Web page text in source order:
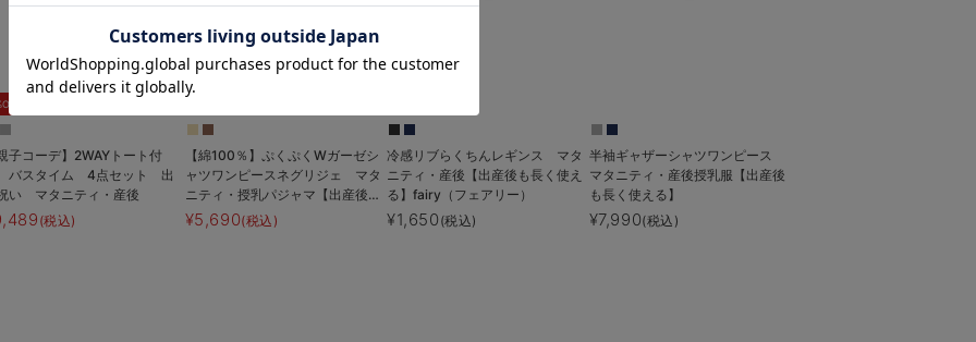
親子コーデ】2WAYトート付
バスタイム 4点セット 出
い マタニティ・産後
(税込)
【綿100％】ぷくぷくWガーゼシ
ャツワンピースネグリジェ マタ
ニティ・授乳パジャマ【出産後も
長く着られる】
¥5,690(税込)
冷感リブらくちんレギンス マタ
ニティ・産後【出産後も長く使え
る】fairy（フェアリー）
¥1,650 (税込)
半袖ギャザーシャツワンピース
マタニティ・産後授乳服【出産後
も長く使える】
¥7,990(税込)
お気に入り商品を確認する